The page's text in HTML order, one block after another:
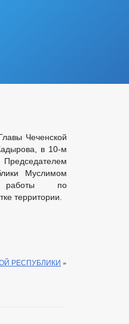
Чеченской
в 10-м
Муслимом
работы по
территории.
РЕСПУБЛИКИ »